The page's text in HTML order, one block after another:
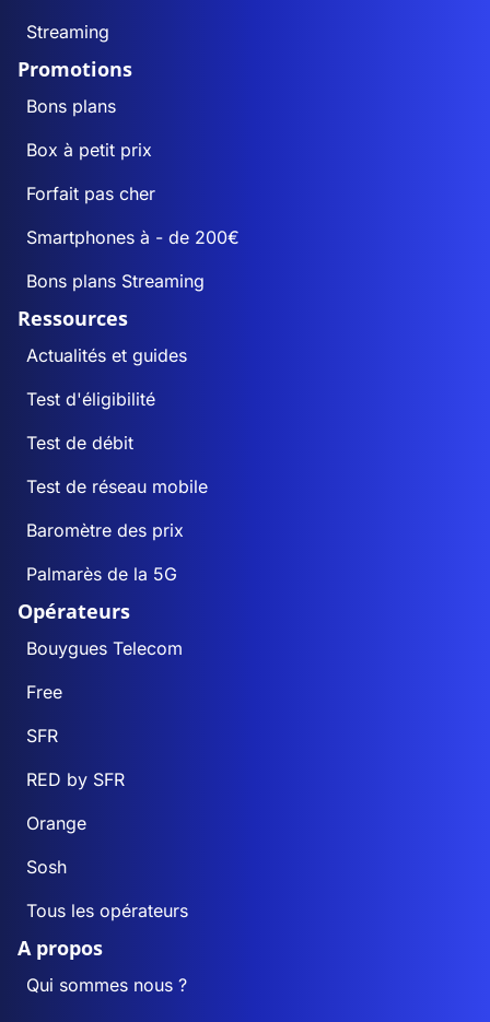
Streaming
Promotions
Bons plans
Box à petit prix
Forfait pas cher
Smartphones à - de 200€
Bons plans Streaming
Ressources
Actualités et guides
Test d'éligibilité
Test de débit
Test de réseau mobile
Baromètre des prix
Palmarès de la 5G
Opérateurs
Bouygues Telecom
Free
SFR
RED by SFR
Orange
Sosh
Tous les opérateurs
A propos
Qui sommes nous ?